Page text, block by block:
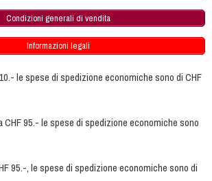
Condizioni generali di vendita
Informazioni legali
le spese di spedizione economiche sono di CHF
CHF 95.- le spese di spedizione economiche sono
95.-, le spese di spedizione economiche sono di